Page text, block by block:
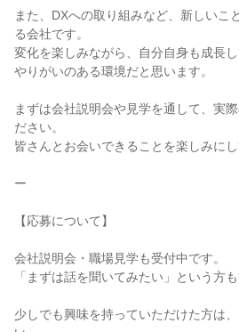
また、DXへの取り組みなど、新しいこ
る会社です。
変化を楽しみながら、自分自身も成長
やりがいのある環境だと思います。
まずは会社説明会や見学を通して、実
ださい。
皆さんとお会いできることを楽しみにし
ー
【応募について】
会社説明会・職場見学も受付中です。
「まずは話を聞いてみたい」という方
少しでも興味を持っていただけた方は